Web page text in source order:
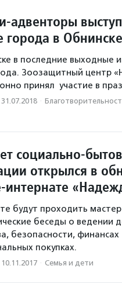
адвенторы
города в Обнинске
в последние выходные
Зоозащитный центр
принял участие в
31.07.2018 ·
социально-
открылся в
будут проходить
беседы о ведении
безопасности, финансах
покупках.
10.11.2017 · Семья и дети